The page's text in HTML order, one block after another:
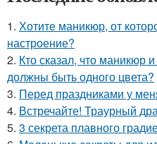
1. Хотите маникюр, от
настроение?
2. Кто сказал, что маникюр
должны быть одного цвета?
3. Перед праздниками у
4. Встречайте! Траурный
5. 3 секрета плавного